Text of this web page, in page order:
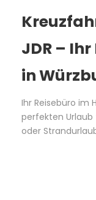
JDR –
in
Ihr Reisebüro im
perfekten Urlaub
oder